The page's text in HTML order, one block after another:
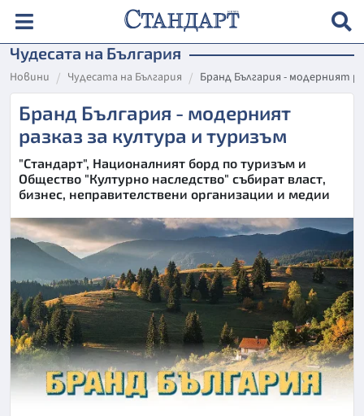
Чудесата на България
Новини Чудесата на България Бранд България - модерният
Бранд България - модерният
разказ за култура и туризъм
"Стандарт", Националният борд по туризъм и
Общество "Културно наследство" събират власт,
бизнес, неправителствени организации и медии